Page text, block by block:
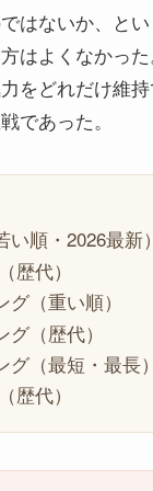
はないか、と
はよくなかっ
をどれだけ維持
であった。
順・2026最新）
歴代）
（重い順）
（歴代）
（最短・最長）
歴代）